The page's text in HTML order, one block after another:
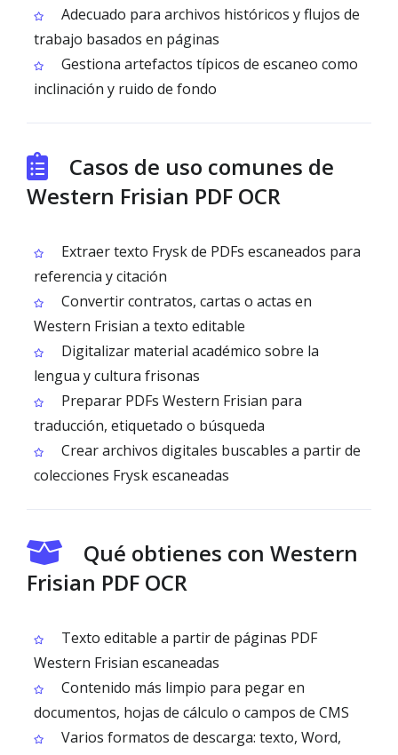
Adecuado para archivos históricos y flujos de
trabajo basados en páginas
Gestiona artefactos típicos de escaneo como
inclinación y ruido de fondo
Casos de uso comunes de
Western Frisian PDF OCR
Extraer texto Frysk de PDFs escaneados para
referencia y citación
Convertir contratos, cartas o actas en
Western Frisian a texto editable
Digitalizar material académico sobre la
lengua y cultura frisonas
Preparar PDFs Western Frisian para
traducción, etiquetado o búsqueda
Crear archivos digitales buscables a partir de
colecciones Frysk escaneadas
Qué obtienes con Western
Frisian PDF OCR
Texto editable a partir de páginas PDF
Western Frisian escaneadas
Contenido más limpio para pegar en
documentos, hojas de cálculo o campos de CMS
Varios formatos de descarga: texto, Word,